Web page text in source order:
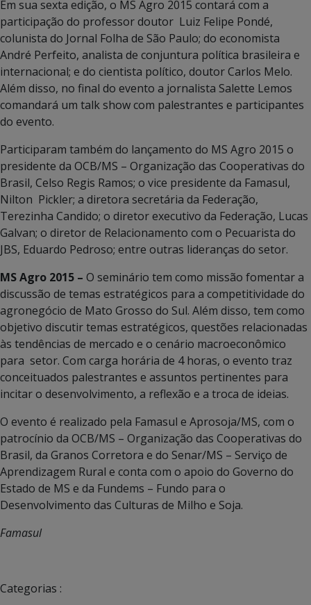
Em sua sexta edição, o MS Agro 2015 contará com a
participação do professor doutor Luiz Felipe Pondé,
colunista do Jornal Folha de São Paulo; do economista
André Perfeito, analista de conjuntura política brasileira e
internacional; e do cientista político, doutor Carlos Melo.
Além disso, no final do evento a jornalista Salette Lemos
comandará um talk show com palestrantes e participantes
do evento.
Participaram também do lançamento do MS Agro 2015 o
presidente da OCB/MS – Organização das Cooperativas do
Brasil, Celso Regis Ramos; o vice presidente da Famasul,
Nilton Pickler; a diretora secretária da Federação,
Terezinha Candido; o diretor executivo da Federação, Lucas
Galvan; o diretor de Relacionamento com o Pecuarista do
JBS, Eduardo Pedroso; entre outras lideranças do setor.
MS Agro 2015 – O seminário tem como missão fomentar a
discussão de temas estratégicos para a competitividade do
agronegócio de Mato Grosso do Sul. Além disso, tem como
objetivo discutir temas estratégicos, questões relacionadas
às tendências de mercado e o cenário macroeconômico
para setor. Com carga horária de 4 horas, o evento traz
conceituados palestrantes e assuntos pertinentes para
incitar o desenvolvimento, a reflexão e a troca de ideias.
O evento é realizado pela Famasul e Aprosoja/MS, com o
patrocínio da OCB/MS – Organização das Cooperativas do
Brasil, da Granos Corretora e do Senar/MS – Serviço de
Aprendizagem Rural e conta com o apoio do Governo do
Estado de MS e da Fundems – Fundo para o
Desenvolvimento das Culturas de Milho e Soja.
Famasul
Categorias :